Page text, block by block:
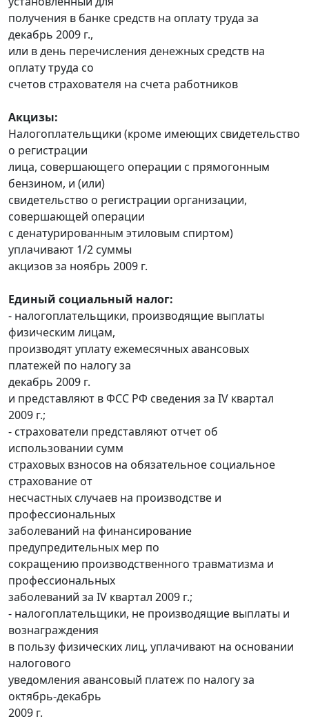
получения в банке средств на оплату труда за
декабрь 2009 г.,
или в день перечисления денежных средств на
оплату труда со
счетов страхователя на счета работников
Акцизы:
Налогоплательщики (кроме имеющих свидетельство
о регистрации
лица, совершающего операции с прямогонным
бензином, и (или)
свидетельство о регистрации организации,
совершающей операции
с денатурированным этиловым спиртом)
уплачивают 1/2 суммы
акцизов за ноябрь 2009 г.
Единый социальный налог:
- налогоплательщики, производящие выплаты
физическим лицам,
производят уплату ежемесячных авансовых
платежей по налогу за
декабрь 2009 г.
и представляют в ФСС РФ сведения за IV квартал
2009 г.;
- страхователи представляют отчет об
использовании сумм
страховых взносов на обязательное социальное
страхование от
несчастных случаев на производстве и
профессиональных
заболеваний на финансирование
предупредительных мер по
сокращению производственного травматизма и
профессиональных
заболеваний за IV квартал 2009 г.;
- налогоплательщики, не производящие выплаты и
вознаграждения
в пользу физических лиц, уплачивают на основании
налогового
уведомления авансовый платеж по налогу за
октябрь-декабрь
2009 г.